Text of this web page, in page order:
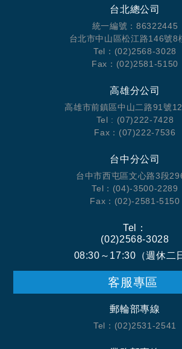
台北總公司
統一編號：86322445
台北市中山區松江路146號8
Tel：(02)2568-3028
Fax：(02)2581-5150
高雄分公司
高雄市前鎮區中山二路91號
Tel : (07)222-7428
Fax：(07)222-7536
台中分公司
台中市西屯區文心路3段
Tel：(04)-3500-2289
Fax：(02)-2581-5150
Tel：
(02)2568-3028
08:30～17:30（週休二
客服專區
郵輪部專線
Tel：(02)2531-2541